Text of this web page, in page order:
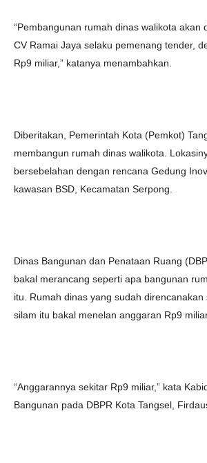
“Pembangunan rumah dinas walikota akan
CV Ramai Jaya selaku pemenang tender,
Rp9 miliar,” katanya menambahkan.
Diberitakan, Pemerintah Kota (Pemkot)
membangun rumah dinas walikota.
bersebelahan dengan rencana Gedung
kawasan BSD, Kecamatan Serpong.
Dinas Bangunan dan Penataan Ruang
bakal merancang seperti apa bangunan
itu. Rumah dinas yang sudah direncanakan
silam itu bakal menelan anggaran Rp9
“Anggarannya sekitar Rp9 miliar,” kata
Bangunan pada DBPR Kota Tangsel,